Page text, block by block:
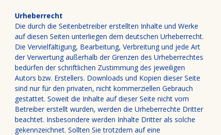
Urheberrecht
Die durch die Seitenbetreiber erstellten Inhalte und Werke
auf diesen Seiten unterliegen dem deutschen Urheberrecht.
Die Vervielfältigung, Bearbeitung, Verbreitung und jede Art
der Verwertung außerhalb der Grenzen des Urheberrechtes
bedürfen der schriftlichen Zustimmung des jeweiligen
Autors bzw. Erstellers. Downloads und Kopien dieser Seite
sind nur für den privaten, nicht kommerziellen Gebrauch
gestattet. Soweit die Inhalte auf dieser Seite nicht vom
Betreiber erstellt wurden, werden die Urheberrechte Dritter
beachtet. Insbesondere werden Inhalte Dritter als solche
gekennzeichnet. Sollten Sie trotzdem auf eine